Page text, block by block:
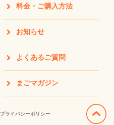
料金・ご購入方法
お知らせ
よくあるご質問
まごマガジン
プライバシーポリシー